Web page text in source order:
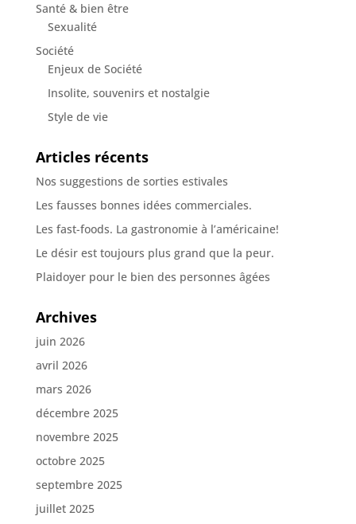
Santé & bien être
Sexualité
Société
Enjeux de Société
Insolite, souvenirs et nostalgie
Style de vie
Articles récents
Nos suggestions de sorties estivales
Les fausses bonnes idées commerciales.
Les fast-foods. La gastronomie à l’américaine!
Le désir est toujours plus grand que la peur.
Plaidoyer pour le bien des personnes âgées
Archives
juin 2026
avril 2026
mars 2026
décembre 2025
novembre 2025
octobre 2025
septembre 2025
juillet 2025